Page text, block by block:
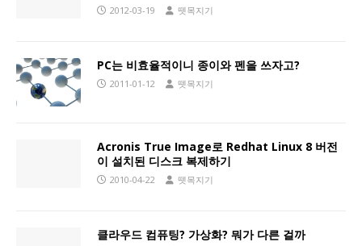
2012-03-19 뗏목지기
PC는 비효율적이니 종이와 펜을 쓰자고?
2011-01-12 뗏목지기
Acronis True Image로 Redhat Linux 8 버전
이 설치된 디스크 복제하기
2010-04-22 뗏목지기
클라우드 컴퓨팅? 가상화? 뭐가 다른 걸까